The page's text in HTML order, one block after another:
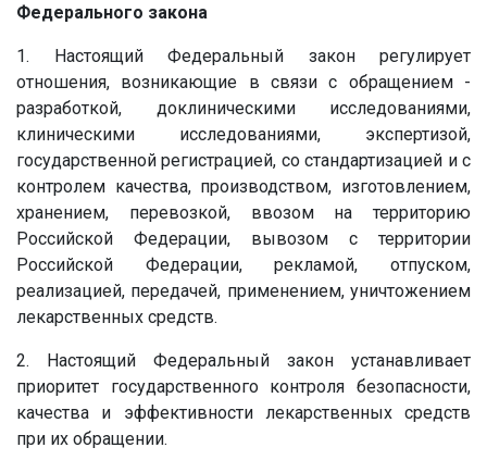
Федерального закона
1. Настоящий Федеральный закон регулирует
отношения, возникающие в связи с обращением -
разработкой, доклиническими исследованиями,
клиническими исследованиями, экспертизой,
государственной регистрацией, со стандартизацией и с
контролем качества, производством, изготовлением,
хранением, перевозкой, ввозом на территорию
Российской Федерации, вывозом с территории
Российской Федерации, рекламой, отпуском,
реализацией, передачей, применением, уничтожением
лекарственных средств.
2. Настоящий Федеральный закон устанавливает
приоритет государственного контроля безопасности,
качества и эффективности лекарственных средств
при их обращении.